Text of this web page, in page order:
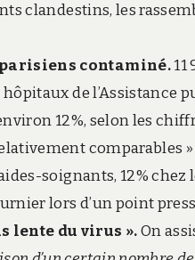
clandestins, les
contaminé.11
de l’Assistance
12%, selon les
comparables
soignants, 12%
lors d’un point
lente du virus ».On